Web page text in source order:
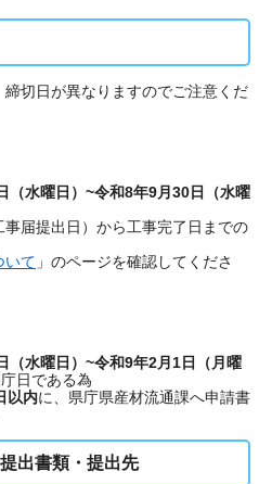
切日が異なりますのでご注意くだ
（水曜日）~令和8年9月30日（水曜
届提出日）から工事完了日までの
いて 」のページを確認してくださ
（水曜日）~令和9年2月1日（月曜
日である為
以内に、県庁県産材流通課へ申請書
出書類・提出先